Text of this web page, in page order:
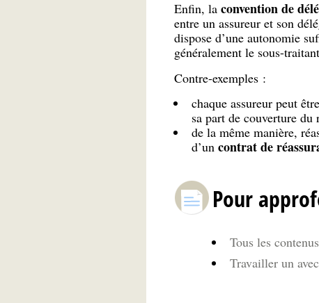
Enfin, la convention de
entre un assureur et son
dispose d’une autonomie
généralement le sous-
Contre-exemples :
chaque assureur peut
sa part de couverture du
de la même manière,
d’un contrat de
Pour
Tous les
Travailler un